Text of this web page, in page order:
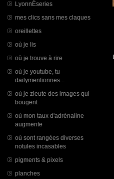
LyonnÈseries
mes clics sans mes claques
oreillettes
où je lis
où je trouve à rire
où je youtube, tu
dailymentionnes...
où je zieute des images qui
bougent
où mon taux d'adrénaline
augmente
où sont rangées diverses
notules incasables
pigments & pixels
planches